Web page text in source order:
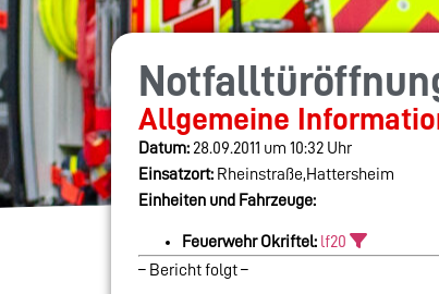
Allgemeine
Datum: 28.09.2011 um 10:32 Uhr
Einsatzort: Rheinstraße,Hattersheim
Einheiten und Fahrzeuge:
Feuerwehr Okriftel: lf20
– Bericht folgt –